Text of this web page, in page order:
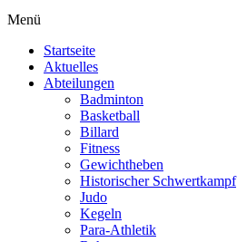
Menü
Startseite
Aktuelles
Abteilungen
Badminton
Basketball
Billard
Fitness
Gewichtheben
Historischer Schwertkampf
Judo
Kegeln
Para-Athletik